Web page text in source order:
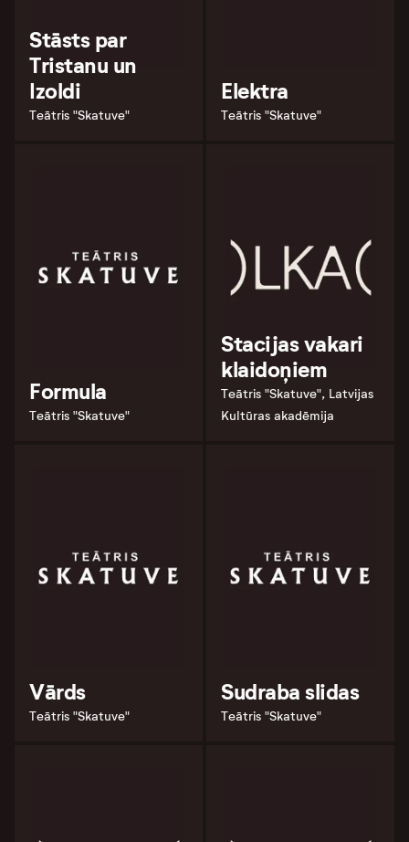
Stāsts par
Tristanu un
Izoldi
Teātris "Skatuve"
Elektra
Teātris "Skatuve"
Formula
Teātris "Skatuve"
Stacijas vakari
klaidoņiem
Teātris "Skatuve", Latvijas
Kultūras akadēmija
Vārds
Teātris "Skatuve"
Sudraba slidas
Teātris "Skatuve"